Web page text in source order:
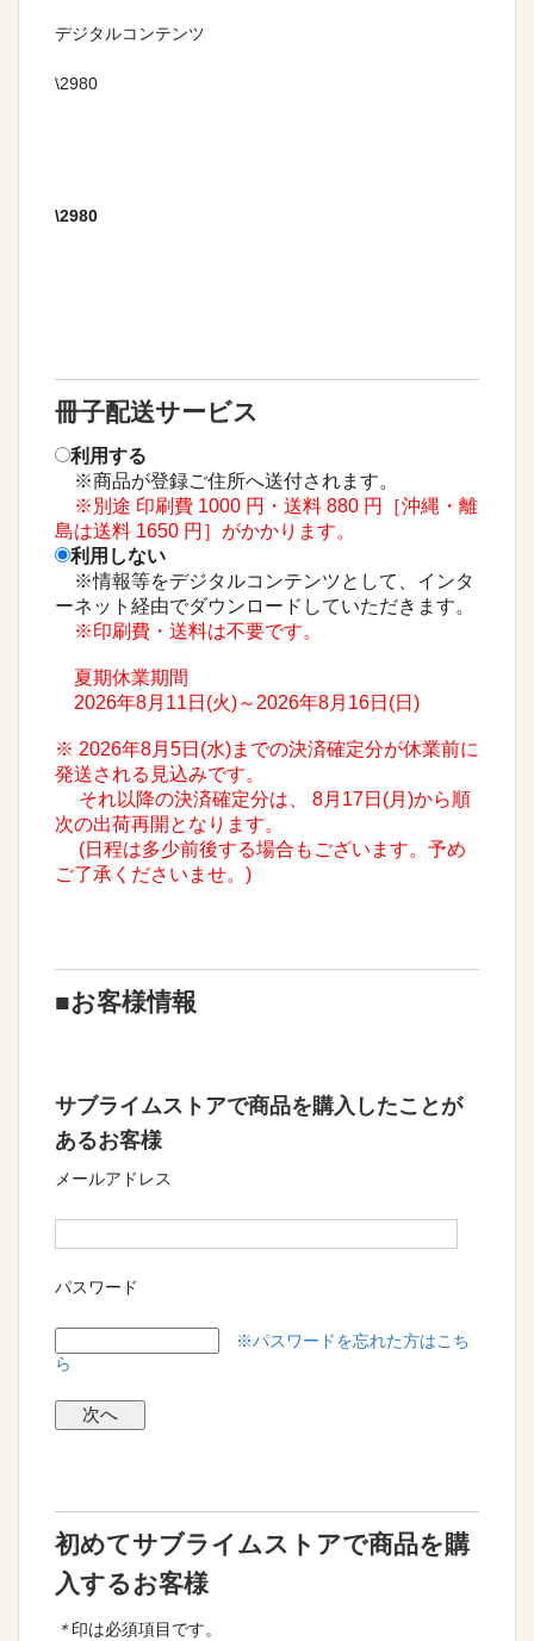
デジタルコンテンツ
\2980
\2980
冊子配送サービス
利用する
※商品が登録ご住所へ送付されます。
※別途 印刷費 1000 円・送料 880 円［沖縄・離
島は送料 1650 円 ］がかかります。
利用しない
※情報等をデジタルコンテンツとして、インタ
ーネット経由でダウンロードしていただきます。
※印刷費・送料は不要です。
夏期休業期間
2026年8月11日(火)～2026年8月16日(日)
※ 2026年8月5日(水)までの決済確定分が休業前に
発送される見込みです。
それ以降の決済確定分は、 8月17日(月)から順
次の出荷再開となります。
(日程は多少前後する場合もございます。予め
ご了承くださいませ。)
■お客様情報
サブライムストアで商品を購入したことが
あるお客様
メールアドレス
パスワード
※パスワードを忘れた方はこち
ら
初めてサブライムストアで商品を購
入するお客様
＊印は必須項目です。